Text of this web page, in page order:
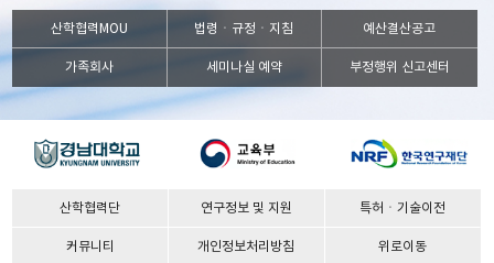
산학협력MOU 법령ㆍ규정ㆍ지침 예산결산공고
가족회사 세미나실 예약 부정행위 신고센터
산학협력단 연구정보 및 지원 특허ㆍ기술이전
커뮤니티 개인정보처리방침 위로이동